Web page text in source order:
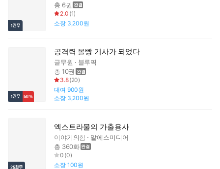
총 6권
2.0 (1)
소장 3,200원
공격력 몰빵 기사가 되었다
글무원
블루픽
총 10권
3.8(20)
대여 900원
소장 3,200원
엑스트라물의 가출용사
이야기의힘
알에스미디어
총 360화
0 (0)
소장 100원